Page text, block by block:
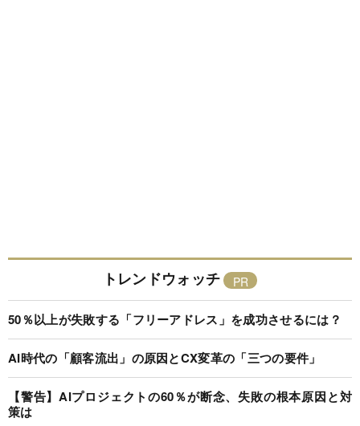
トレンドウォッチ
50％以上が失敗する「フリーアドレス」を成功させるには？
AI時代の「顧客流出」の原因とCX変革の「三つの要件」
【警告】AIプロジェクトの60％が断念、失敗の根本原因と対
策は